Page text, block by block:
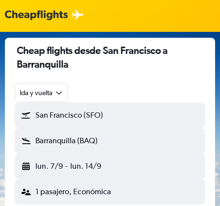
Cheap flights desde San Francisco a
Barranquilla
Ida y vuelta
San Francisco (SFO)
Barranquilla (BAQ)
lun. 7/9 - lun. 14/9
1 pasajero, Económica